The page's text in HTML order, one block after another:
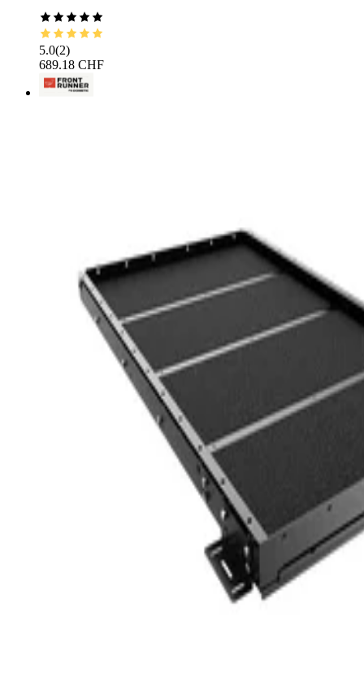
5.0(2)
689.18 CHF